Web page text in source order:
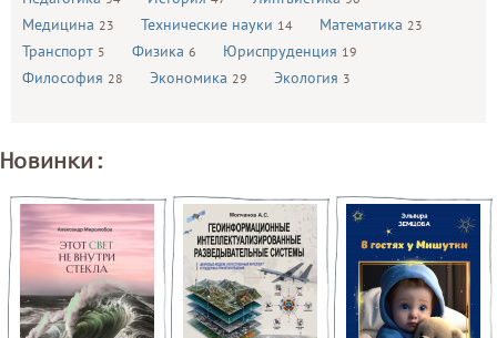
Медицина 23 Технические науки 14 Математика 23
Транспорт 5 Физика 6 Юриспруденция 19
Философия 28 Экономика 29 Экология 3
Новинки: